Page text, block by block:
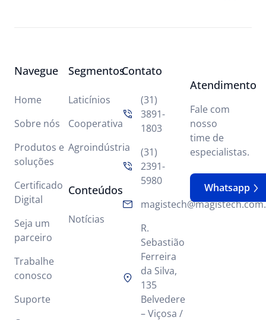
Navegue
Home
Sobre nós
Produtos e
soluções
Certificado
Digital
Seja um
parceiro
Trabalhe
conosco
Suporte
Segmentos
Laticínios
Cooperativa
Agroindústria
Conteúdos
Notícias
Contato
(31)
3891-
1803
(31)
2391-
5980
R.
Sebastião
Ferreira
da Silva,
135
Belvedere
– Viçosa /
Atendimento
Fale com
nosso
time de
especialistas.
Whatsapp